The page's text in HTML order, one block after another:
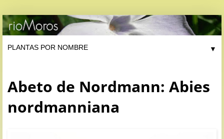
▼
Abeto de Nordmann: Abies
nordmanniana